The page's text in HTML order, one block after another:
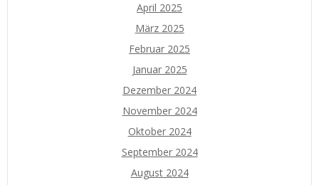
April 2025
März 2025
Februar 2025
Januar 2025
Dezember 2024
November 2024
Oktober 2024
September 2024
August 2024